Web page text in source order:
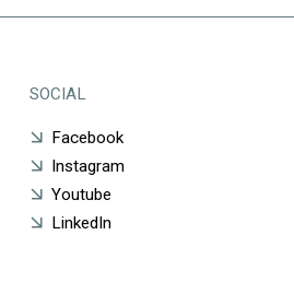
SOCIAL
Facebook
Instagram
Youtube
LinkedIn